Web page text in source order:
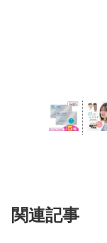
関連記事